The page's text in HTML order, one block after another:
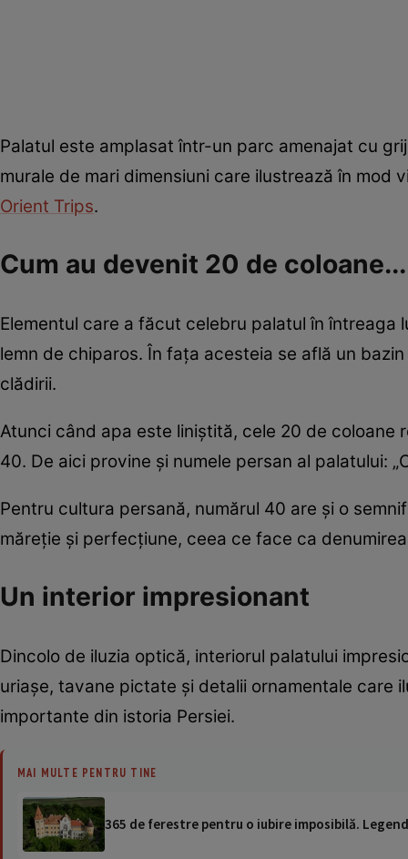
Palatul este amplasat într-un parc amenajat cu
murale de mari dimensiuni care ilustrează în
Orient Trips.
Cum au devenit 20 de
Elementul care a făcut celebru palatul în
lemn de chiparos. În fața acesteia se află un
clădirii.
Atunci când apa este liniștită, cele 20 de coloane
40. De aici provine și numele persan al palatului:
Pentru cultura persană, numărul 40 are și o
măreție și perfecțiune, ceea ce face ca
Un interior impresionant
Dincolo de iluzia optică, interiorul palatului
uriașe, tavane pictate și detalii ornamentale care
importante din istoria Persiei.
MAI MULTE PENTRU TINE
365 de ferestre pentru o iubire imposibilă.